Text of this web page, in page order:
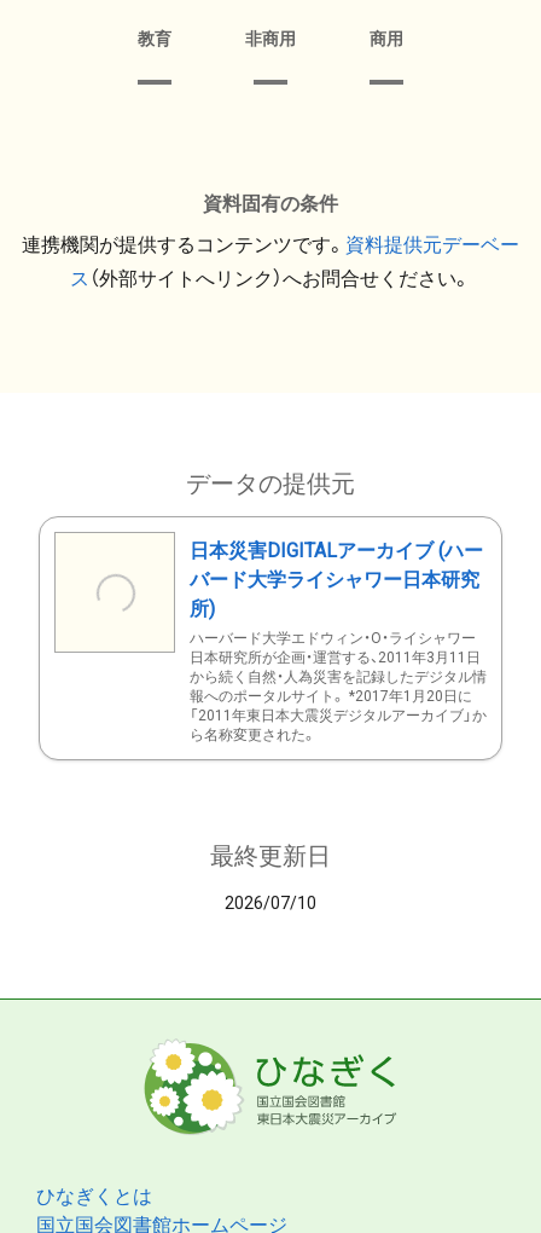
教育 非商用 商用
資料固有の条件
連携機関が提供するコンテンツです。 資料提供元デーベー
ス （外部サイトへリンク）へお問合せください。
データの提供元
日本災害DIGITALアーカイブ (ハー
バード大学ライシャワー日本研究
所)
ハーバード大学エドウィン・O・ライシャワー
日本研究所が企画・運営する、2011年3月11日
から続く自然・人為災害を記録したデジタル情
報へのポータルサイト。 *2017年1月20日に
「2011年東日本大震災デジタルアーカイブ」か
ら名称変更された。
最終更新日
2026/07/10
ひなぎくとは
国立国会図書館ホームページ